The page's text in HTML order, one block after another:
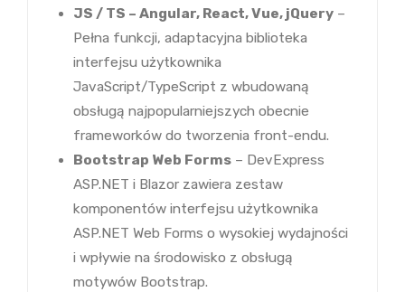
JS / TS – Angular, React, Vue, jQuery –
Pełna funkcji, adaptacyjna biblioteka
interfejsu użytkownika
JavaScript/TypeScript z wbudowaną
obsługą najpopularniejszych obecnie
frameworków do tworzenia front-endu.
Bootstrap Web Forms – DevExpress
ASP.NET i Blazor zawiera zestaw
komponentów interfejsu użytkownika
ASP.NET Web Forms o wysokiej wydajności
i wpływie na środowisko z obsługą
motywów Bootstrap.